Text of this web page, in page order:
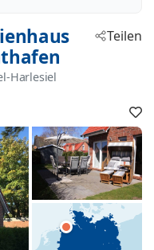
Harlesiel
Teilen